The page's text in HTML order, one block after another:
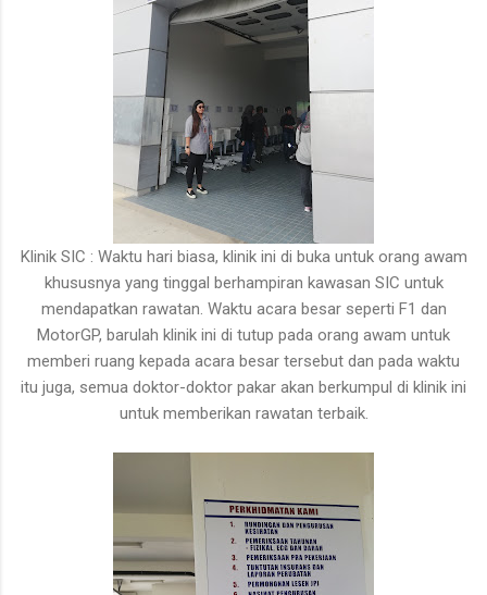
Klinik SIC : Waktu hari biasa, klinik ini di buka untuk orang awam
khususnya yang tinggal berhampiran kawasan SIC untuk
mendapatkan rawatan. Waktu acara besar seperti F1 dan
MotorGP, barulah klinik ini di tutup pada orang awam untuk
memberi ruang kepada acara besar tersebut dan pada waktu
itu juga, semua doktor-doktor pakar akan berkumpul di klinik ini
untuk memberikan rawatan terbaik.